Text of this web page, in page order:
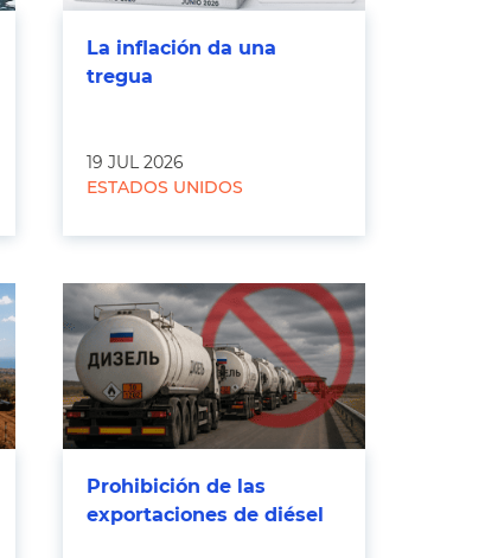
La inflación da una
tregua
19 JUL 2026
ESTADOS UNIDOS
Prohibición de las
exportaciones de diésel